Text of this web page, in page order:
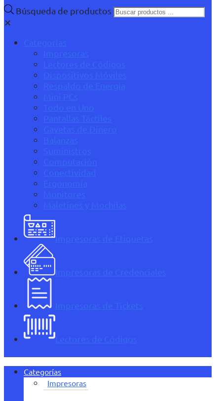
Búsqueda de productos
✕
Categorías
Impresoras
Lectores de Códigos
Dispositivos Móviles
Respaldo de Energía
Mini PCs
Todo en Uno
Pantallas Táctiles
Gavetas de Dinero
Balanzas
Suministros
Computación
Conectividad
Ergonomía
Monitores
Maletines y Mochilas
Impresoras de Etiquetas
Impresoras de Credenciales
Impresoras de Tickets
Lectores de Códigos
Categorías
Impresoras